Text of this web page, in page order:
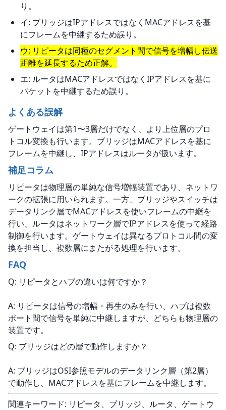
り。
イ: ブリッジはIPアドレスではなくMACアドレスを基
にフレームを中継するため誤り。
ウ: リピータは同種のセグメント間で信号を増幅し伝送
距離を延長するため正解。
エ: ルータはMACアドレスではなくIPアドレスを基に
パケットを中継するため誤り。
よくある誤解
ゲートウェイは第1〜3層だけでなく、より上位層のプロ
トコル変換も行います。ブリッジはMACアドレスを基に
フレームを中継し、IPアドレスはルータが扱います。
補足コラム
リピータは物理層の単純な信号増幅装置であり、ネットワ
ークの拡張に用いられます。一方、ブリッジやスイッチは
データリンク層でMACアドレスを使いフレームの中継を
行い、ルータはネットワーク層でIPアドレスを使って経路
制御を行います。ゲートウェイは異なるプロトコル間の変
換を担当し、複数層にまたがる処理を行います。
FAQ
Q: リピータとハブの違いは何ですか？
A: リピータは信号の増幅・再生のみを行い、ハブは複数
ポート間で信号を単純に中継しますが、どちらも物理層の
装置です。
Q: ブリッジはどの層で動作しますか？
A: ブリッジはOSI参照モデルのデータリンク層（第2層）
で動作し、MACアドレスを基にフレームを中継します。
関連キーワード: リピータ、ブリッジ、ルータ、ゲートウ